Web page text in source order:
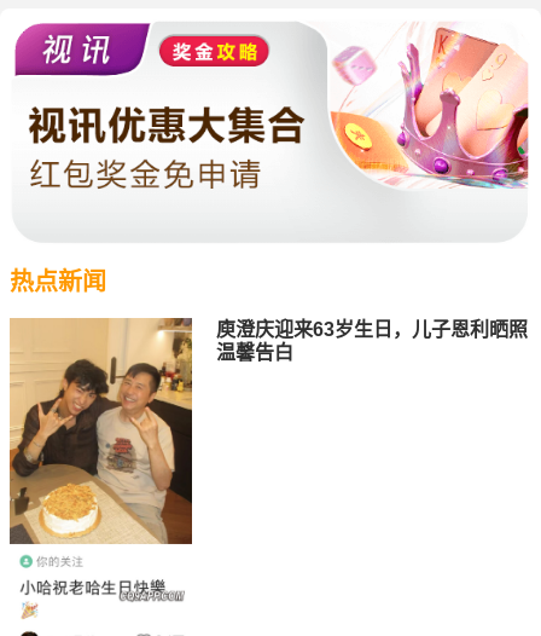
热点新闻
庾澄庆迎来63岁生日，儿子恩利晒照
温馨告白